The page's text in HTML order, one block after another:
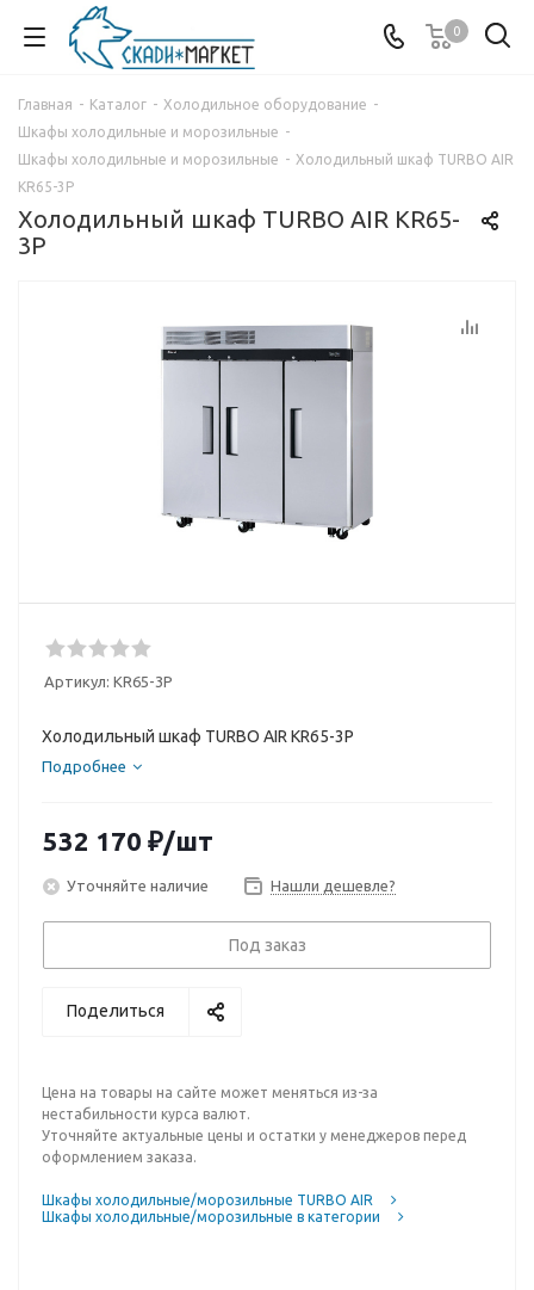
0
Главная - Каталог - Холодильное оборудование -
Шкафы холодильные и морозильные -
Шкафы холодильные и морозильные - Холодильный шкаф TURBO AIR
KR65-3P
Холодильный шкаф TURBO AIR KR65-
3P
Артикул: KR65-3P
Холодильный шкаф TURBO AIR KR65-3P
Подробнее
532 170 ₽/шт
Уточняйте наличие Нашли дешевле?
Под заказ
Поделиться
Цена на товары на сайте может меняться из-за
нестабильности курса валют.
Уточняйте актуальные цены и остатки у менеджеров перед
оформлением заказа.
Шкафы холодильные/морозильные TURBO AIR
Шкафы холодильные/морозильные в категории